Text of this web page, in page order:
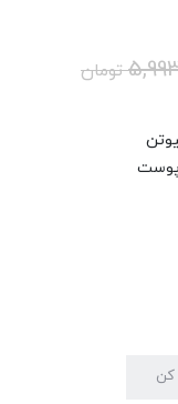
تومان
پوست
کن